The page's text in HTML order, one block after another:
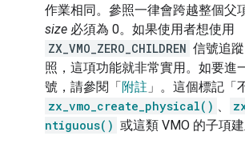
作業相同。參照一律會跨越整個父
size 必須為 0。如果使用者想使用
ZX_VMO_ZERO_CHILDREN 信號追
照，這項功能就非常實用。如要進
號，請參閱「附註 」。這個標記「
zx_vmo_create_physical() 、
ntiguous() 或這類 VMO 的子項建